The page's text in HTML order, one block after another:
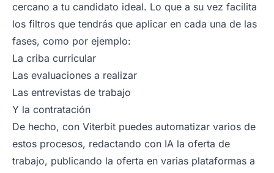
cercano a tu candidato ideal. Lo que a su vez facilita
los filtros que tendrás que aplicar en cada una de las
fases, como por ejemplo:
La criba curricular
Las evaluaciones a realizar
Las entrevistas de trabajo
Y la contratación
De hecho, con Viterbit puedes automatizar varios de
estos procesos, redactando con IA la oferta de
trabajo, publicando la oferta en varias plataformas a